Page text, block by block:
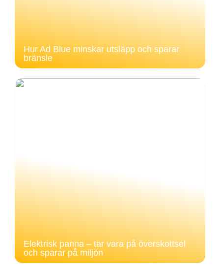
Hur Ad Blue minskar utsläpp och sparar
bränsle
Elektrisk panna – tar vara på överskottsel
och sparar på miljön